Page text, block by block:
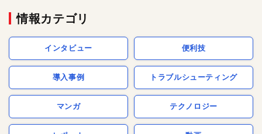
情報カテゴリ
インタビュー 便利技
導入事例 トラブルシューティング
マンガ テクノロジー